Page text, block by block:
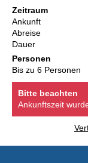
Zeitraum
Ankunft
Abreise
Dauer
Personen
Bis zu 6 Personen
Bitte beachten
Ankunftszeit